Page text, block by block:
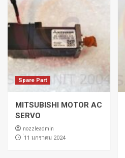
Spare Part
MITSUBISHI MOTOR AC
SERVO
nozzleadmin
่11 มกราคม 2024